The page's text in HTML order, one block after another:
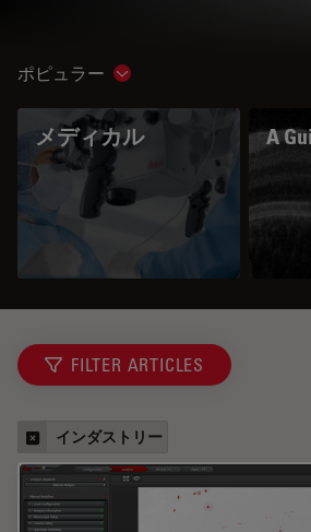
ポピュラー Show subnavigation
メディカル A
FILTER ARTICLES
インダストリー